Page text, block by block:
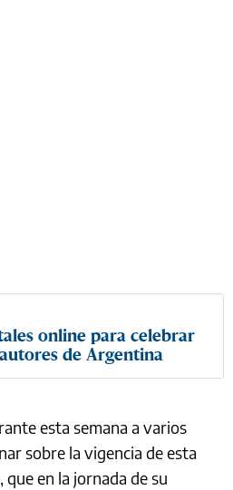
online para celebrar
de Argentina
esta semana a varios
sobre la vigencia de esta
que en la jornada de su